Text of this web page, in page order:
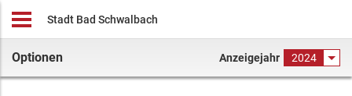
Stadt Bad Schwalbach
Optionen Anzeigejahr 2024